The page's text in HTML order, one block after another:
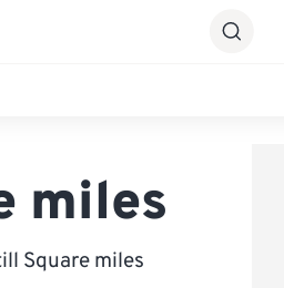
miles
Square miles